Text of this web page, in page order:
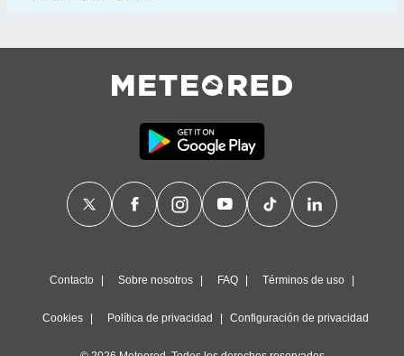
Contacto Sobre nosotros FAQ Términos de uso
Cookies Política de privacidad Configuración de privacidad